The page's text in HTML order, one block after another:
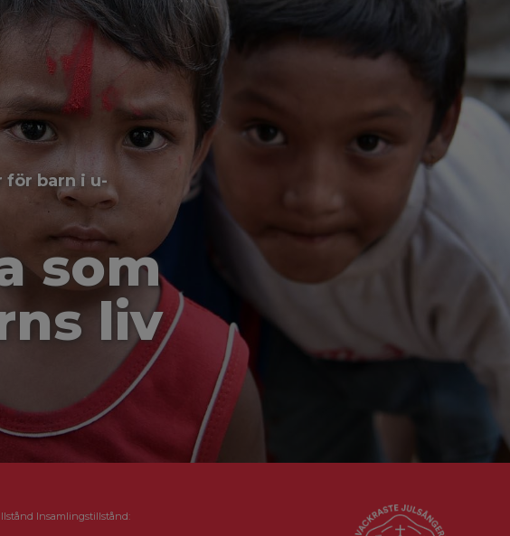
för barn i u-
som
liv
Insamlingstillstånd: